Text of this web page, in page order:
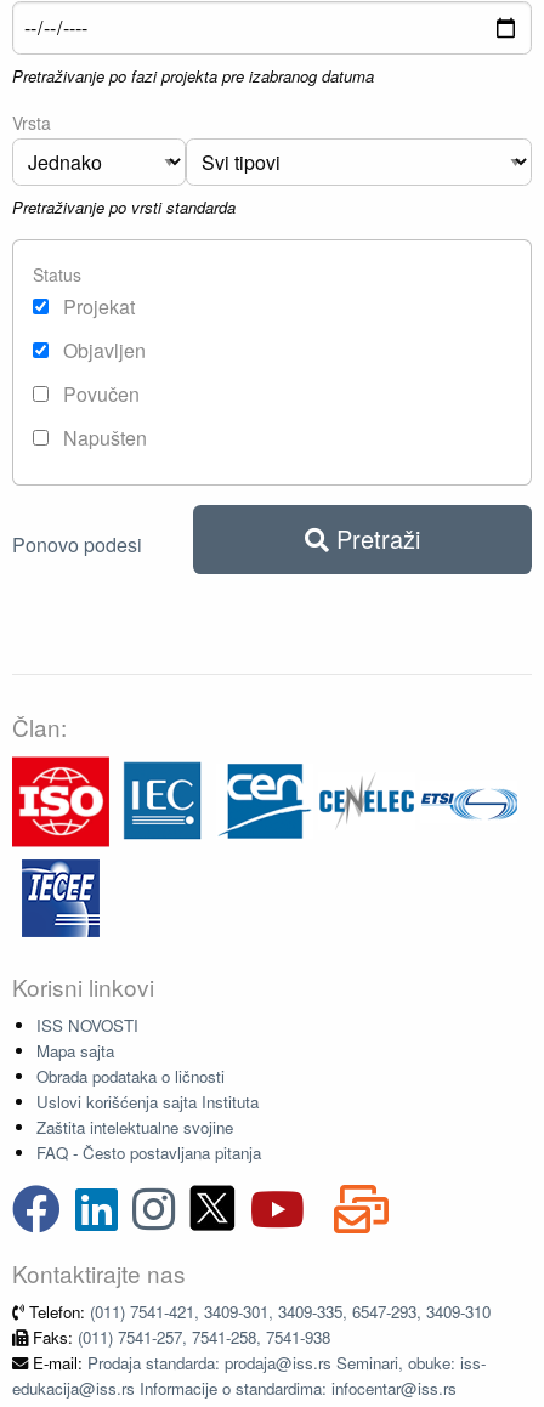
Pretraživanje po fazi projekta pre izabranog datuma
Vrsta
Pretraživanje po vrsti standarda
Status
Projekat
Objavljen
Povučen
Napušten
Ponovo podesi Pretraži
Član:
Korisni linkovi
ISS NOVOSTI
Mapa sajta
Obrada podataka o ličnosti
Uslovi korišćenja sajta Instituta
Zaštita intelektualne svojine
FAQ - Često postavljana pitanja
Kontaktirajte nas
Telefon: (011) 7541-421, 3409-301, 3409-335, 6547-293, 3409-310
Faks: (011) 7541-257, 7541-258, 7541-938
E-mail: Prodaja standarda: prodaja@iss.rs Seminari, obuke: iss-
edukacija@iss.rs Informacije o standardima: infocentar@iss.rs